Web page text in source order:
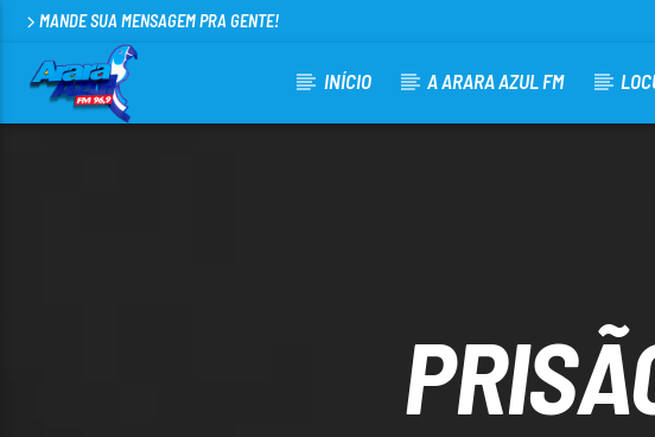
MANDE SUA MENSAGEM PRA GENTE!
INÍCIO A ARARA AZUL FM